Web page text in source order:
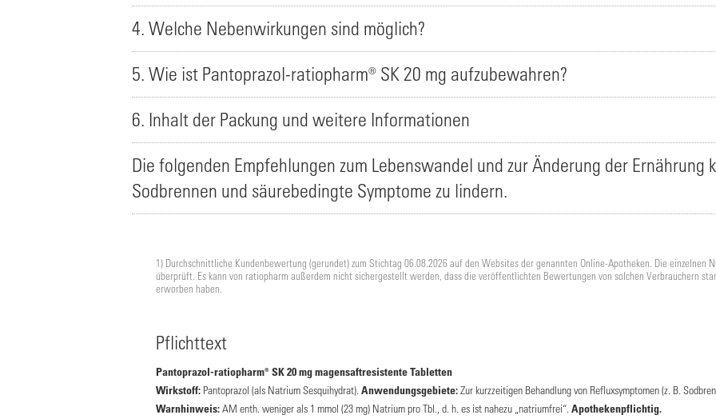
4. Welche Nebenwirkungen sind möglich?
5. Wie ist Pantoprazol-ratiopharm® SK 20 mg aufzubewahren?
6. Inhalt der Packung und weitere Informationen
Die folgenden Empfehlungen zum Lebenswandel und zur Änderung der Ernährung
Sodbrennen und säurebedingte Symptome zu lindern.
1) Durchschnittliche Kundenbewertung (gerundet) zum Stichtag 06.08.2026 auf den Websites der genannten Online-Apotheken. Die
überprüft. Es kann von ratiopharm außerdem nicht sichergestellt werden, dass die veröffentlichten Bewertungen von solchen Verbrauchern
erworben haben.
Pflichttext
Pantoprazol-ratiopharm® SK 20 mg magensaftresistente Tabletten
Wirkstoff: Pantoprazol (als Natrium Sesquihydrat). Anwendungsgebiete:Zur kurzzeitigen Behandlung von Refluxsymptomen (z. B.
Warnhinweis:AM enth. weniger als 1 mmol (23 mg) Natrium pro Tbl., d. h. es ist nahezu „natriumfrei“. Apothekenpflichtig.